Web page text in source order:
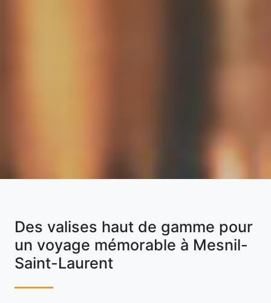
Des valises haut de gamme pour
un voyage mémorable à Mesnil-
Saint-Laurent